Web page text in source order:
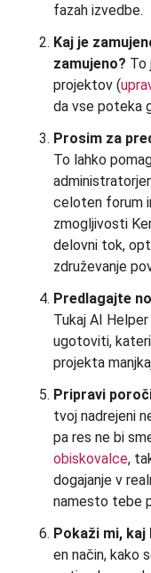
fazah izvedbe.
Kaj je
zamujeno? To
projektov (
da vse poteka
Prosim za
To lahko
celoten forum
zmogljivosti
delovni tok,
združevanje
Predlagajte
Tukaj AI
ugotoviti,
projekta
Pripravi
tvoj nadrejeni
pa res ne bi
obiskovalce,
dogajanje v
namesto tebe
Pokaži mi,
en način, kako